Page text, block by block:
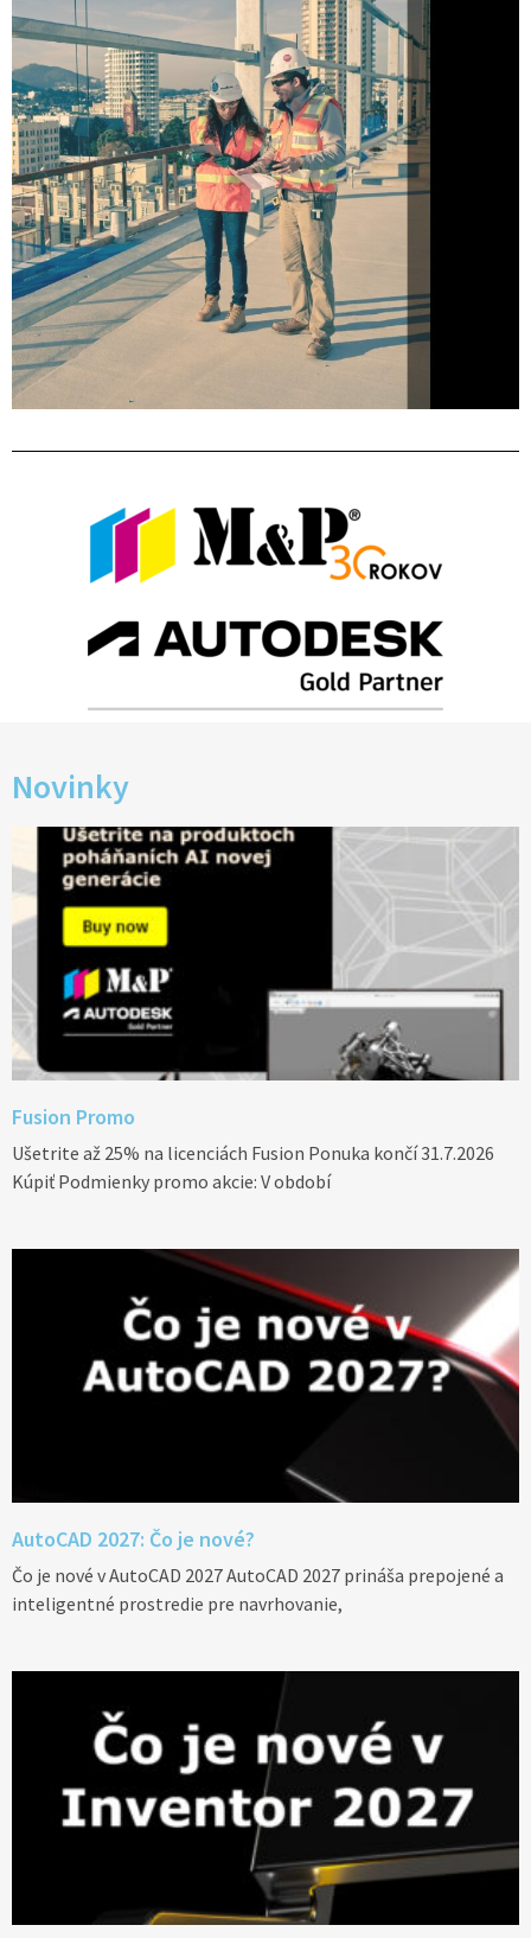
Novinky
Fusion Promo
Ušetrite až 25% na licenciách Fusion Ponuka končí 31.7.2026
Kúpiť Podmienky promo akcie: V období
AutoCAD 2027: Čo je nové?
Čo je nové v AutoCAD 2027 AutoCAD 2027 prináša prepojené a
inteligentné prostredie pre navrhovanie,